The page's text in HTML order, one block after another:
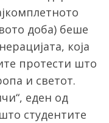
доба) беше
која
протести што
и светот.
еден од
студентите